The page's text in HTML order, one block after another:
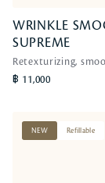
WRINKLE
SUPREME
s
o
Retexturizing,
฿ 11,000
NEW Refillable